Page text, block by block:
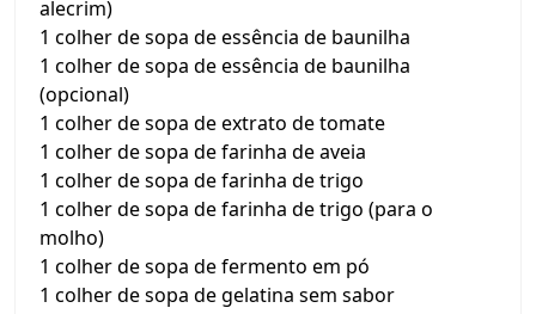
alecrim)
1 colher de sopa de essência de baunilha
1 colher de sopa de essência de baunilha
(opcional)
1 colher de sopa de extrato de tomate
1 colher de sopa de farinha de aveia
1 colher de sopa de farinha de trigo
1 colher de sopa de farinha de trigo (para o
molho)
1 colher de sopa de fermento em pó
1 colher de sopa de gelatina sem sabor